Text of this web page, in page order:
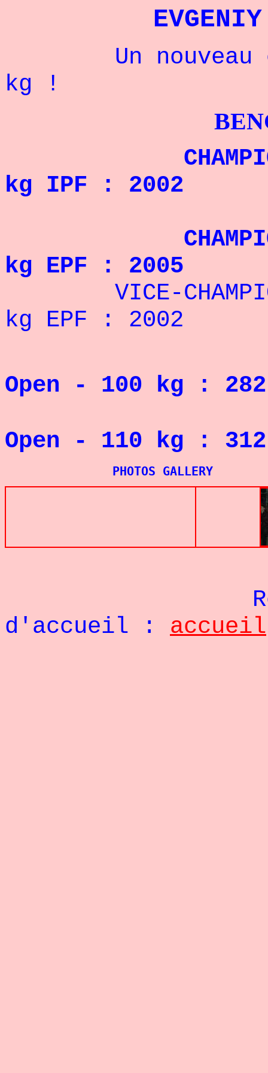
Un nouveau
kg !
CHAMPION DU
kg IPF
: 2002
CHAMPION
kg EPF
: 2005
VICE-CHAMPION
kg EPF
: 2002
Open - 100 kg :
Open - 110 kg :
PHOTOS GALLERY
d'accueil : accueil